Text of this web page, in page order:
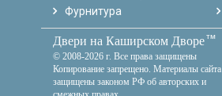
Фурнитура
Двери на Каширском Дворетм
© 2008-2026 г. Все права защищены
Копирование запрещено. Материалы сайта
защищены законом РФ об авторских и